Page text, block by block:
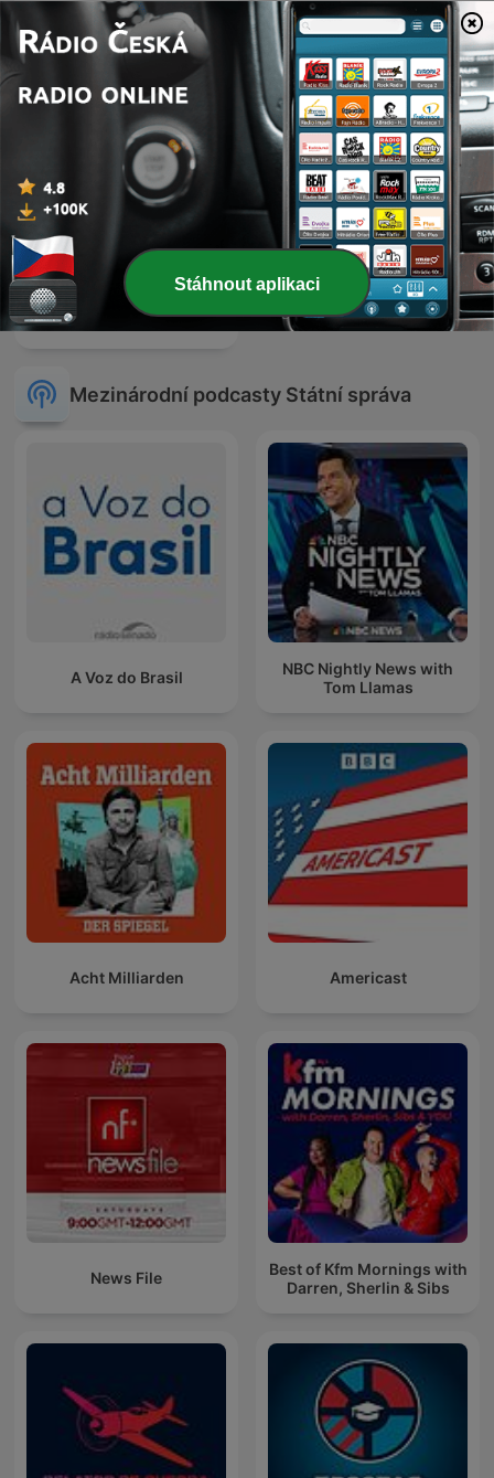
The Rest Is Politics: US Podcast JOSEF STALIN
Fighter Pilot Podcast
Mezinárodní podcasty Státní správa
A Voz do Brasil
NBC Nightly News with
Tom Llamas
Acht Milliarden Americast
News File
Best of Kfm Mornings with
Darren, Sherlin & Sibs
Stáhnout aplikaci